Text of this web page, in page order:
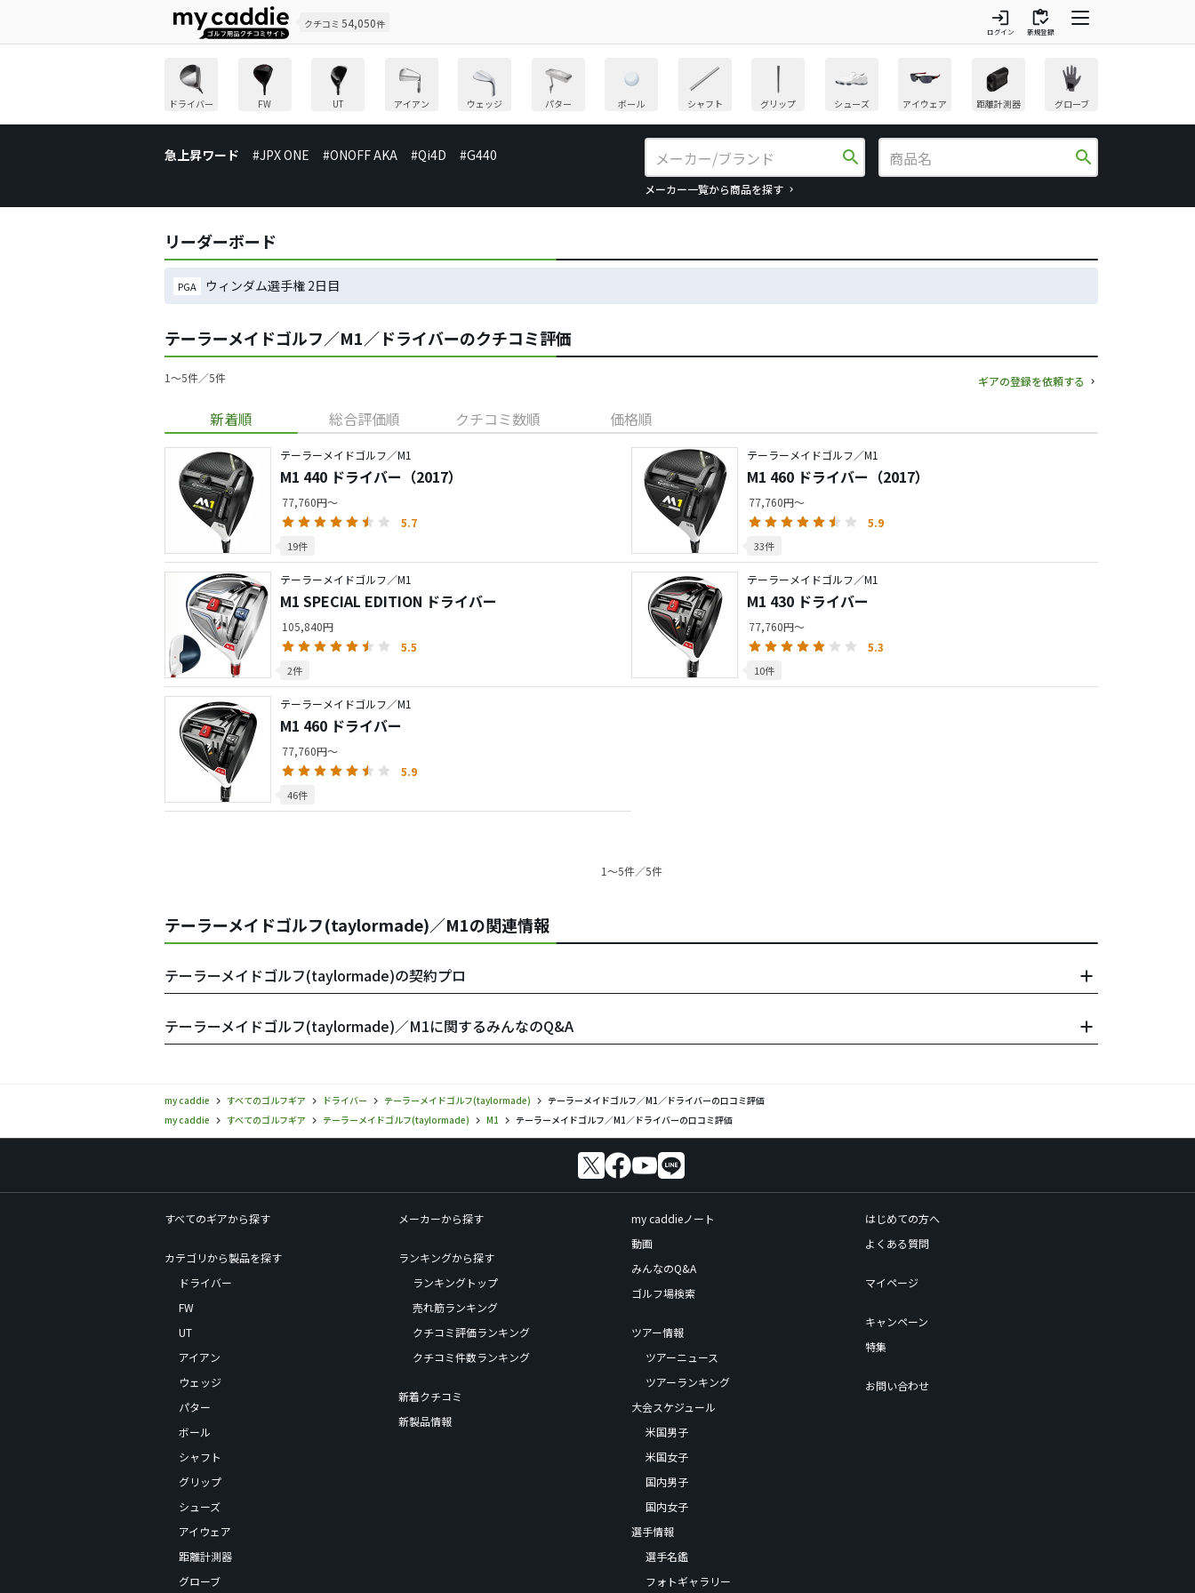
クチコミ 54,050件 login
ログイン
inventory
新規登録
ドライバー FW UT アイアン ウェッジ パター ボール シャフト グリップ シューズ アイウェア 距離計測器 グローブ
急上昇ワード #JPX ONE #ONOFF AKA #Qi4D #G440 search
メーカー一覧から商品を探す
search
リーダーボード
PGA ウィンダム選手権 2日目
テーラーメイドゴルフ／M1／ドライバーのクチコミ評価
1〜5件／5件 ギアの登録を依頼する
新着順 総合評価順 クチコミ数順 価格順
テーラーメイドゴルフ／M1
M1 440 ドライバー（2017）
77,760円～
5.7
19件
テーラーメイドゴルフ／M1
M1 460 ドライバー（2017）
77,760円～
5.9
33件
テーラーメイドゴルフ／M1
M1 SPECIAL EDITION ドライバー
105,840円
5.5
2件
テーラーメイドゴルフ／M1
M1 430 ドライバー
77,760円～
5.3
10件
テーラーメイドゴルフ／M1
M1 460 ドライバー
77,760円～
5.9
46件
1〜5件／5件
テーラーメイドゴルフ(taylormade)／M1の関連情報
テーラーメイドゴルフ(taylormade)の契約プロ
テーラーメイドゴルフ(taylormade)／M1に関するみんなのQ&A
my caddie すべてのゴルフギア ドライバー テーラーメイドゴルフ(taylormade)
テーラーメイドゴルフ／M1／ドライバーの口コミ評価
my caddie
すべてのゴルフギア テーラーメイドゴルフ(taylormade) M1 テーラーメイドゴルフ／M1／ドライバーの口コミ評価
すべてのギアから探す
カテゴリから製品を探す
ドライバー
FW
UT
アイアン
ウェッジ
パター
ボール
シャフト
グリップ
シューズ
アイウェア
距離計測器
グローブ
メーカーから探す
ランキングから探す
ランキングトップ
売れ筋ランキング
クチコミ評価ランキング
クチコミ件数ランキング
新着クチコミ
新製品情報
my caddieノート
動画
みんなのQ&A
ゴルフ場検索
ツアー情報
ツアーニュース
ツアーランキング
大会スケジュール
米国男子
米国女子
国内男子
国内女子
選手情報
選手名鑑
フォトギャラリー
はじめての方へ
よくある質問
マイページ
キャンペーン
特集
お問い合わせ